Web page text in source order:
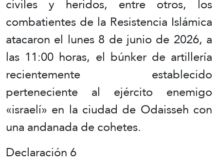
combatientes de la Resistencia Islámica
atacaron el lunes 8 de junio de 2026, a
las 11:00 horas, el búnker de artillería
recientemente establecido
perteneciente al ejército enemigo
«israelí» en la ciudad de Odaisseh con
una andanada de cohetes.
Declaración 6